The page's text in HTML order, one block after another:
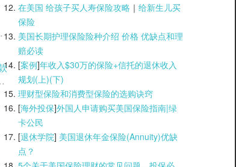
在美国 给孩子买人寿保险攻略 ｜ 给新生儿买
保险
美国长期护理保险险种介绍 价格 优缺点和理
赔必读
[案例]年收入$30万的保险+信托的退休收入
规划(上)(下)
理财型保险和消费型保险的选购诀窍
[海外投保]外国人申请购买美国保险指南|绿
卡公民
[退休学院] 美国退休年金保险(Annuity)优缺
点？